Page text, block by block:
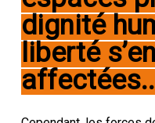
dignité
liberté
affectées..